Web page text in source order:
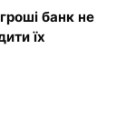
банк не
їх